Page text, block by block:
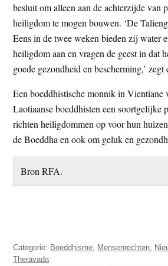
besluit om alleen aan de achterzijde van
heiligdom te mogen bouwen. ‘De
Eens in de twee weken bieden zij water
heiligdom aan en vragen de geest in dat
goede gezondheid en bescherming,’
Een boeddhistische monnik in Vientiane
Laotiaanse boeddhisten een soortgelijke
richten heiligdommen op voor hun
de Boeddha en ook om geluk en
Bron RFA.
Categorie: Boeddhisme, Mensenrechten,
Theravada